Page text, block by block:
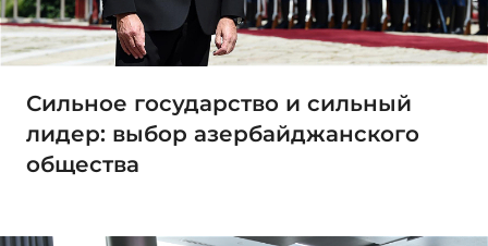
Сильное государство и сильный
лидер: выбор азербайджанского
общества